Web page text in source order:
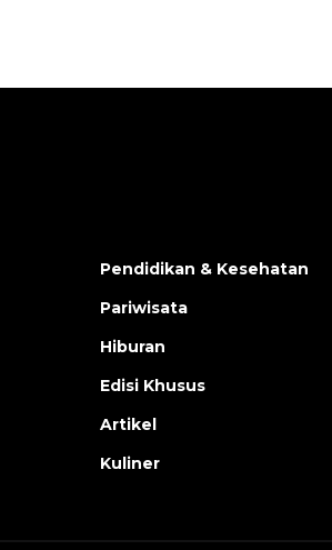
Pendidikan & Kesehatan
Pariwisata
Hiburan
Edisi Khusus
Artikel
Kuliner